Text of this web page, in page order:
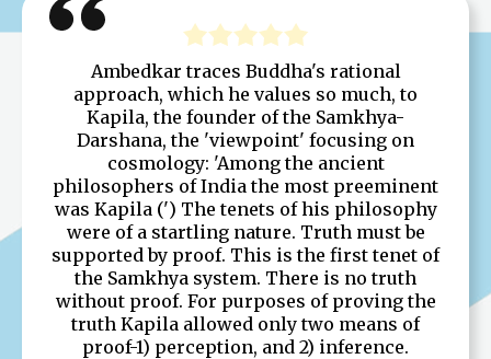
Ambedkar traces Buddha's rational
approach, which he values so much, to
Kapila, the founder of the Samkhya-
Darshana, the 'viewpoint' focusing on
cosmology: 'Among the ancient
philosophers of India the most preeminent
was Kapila (') The tenets of his philosophy
were of a startling nature. Truth must be
supported by proof. This is the first tenet of
the Samkhya system. There is no truth
without proof. For purposes of proving the
truth Kapila allowed only two means of
proof-1) perception, and 2) inference.